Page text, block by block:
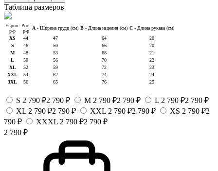
Таблица размеров
Европ.
р-р
Рос.
р-р
A - Ширина груди (см) B - Длина изделия (см) C - Длина рукава (см)
XS
44 47 64
20
S
46 50 66
20
M
48 53 68
21
L
50 56 70
22
XL
52 59 72
23
XXL
54 62 74
24
3XL
56 65 76 25
S 2 790 ₽2 790 ₽ M 2 790 ₽2 790 ₽ L 2 790 ₽2 790 ₽
XL 2 790 ₽2 790 ₽ XXL 2 790 ₽2 790 ₽ XS 2 790 ₽2
790 ₽
XXXL 2 790 ₽2 790 ₽
2 790 ₽